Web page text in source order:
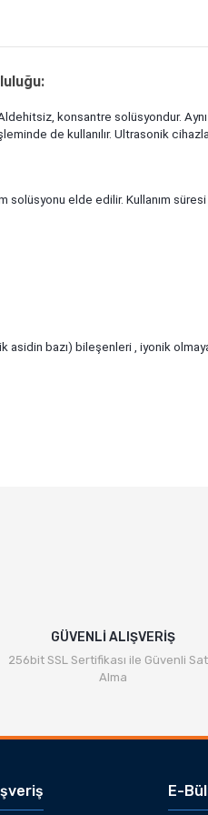
konsantre solüsyondur.
de kullanılır. Ultrasonik
solüsyonu elde edilir. Kullanım
asidin bazı) bileşenleri , iyonik
GÜVENLİ ALIŞVERİŞ
256bit SSL Sertifikası ile Güvenli
Alma
E-